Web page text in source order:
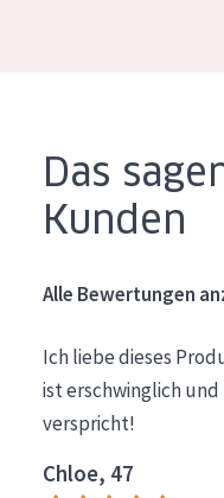
HAUTTYP
Empfindliche Haut
Reife Haut
Der Sonne
ALTER
Das
Kunden
Alle Bewertungen
Ich liebe dieses
ist erschwinglich und
verspricht!
Chloe, 47